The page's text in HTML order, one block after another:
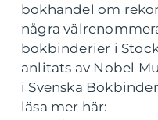
bokhandel om
några
bokbinderier i
anlitats av Nobel
i Svenska
läsa mer här: